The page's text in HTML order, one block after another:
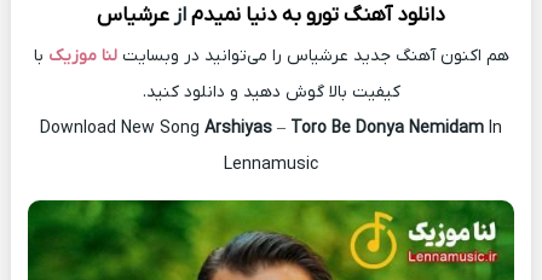
دانلود آهنگتورو به دنیا نمیدمازعرشیاس
هم اکنون آهنگ جدید عرشیاس را می‌توانید در وبسایتلنا موزیک با
کیفیت بالا گوش دهید و دانلود کنید.
Download New Song Arshiyas – Toro Be Donya Nemidam In
Lennamusic